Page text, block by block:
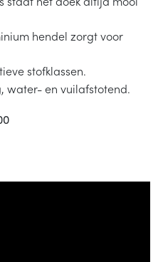
hendel zorgt voor
stofklassen.
water- en vuilafstotend.